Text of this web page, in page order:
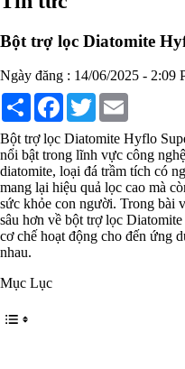
Chất phụ
Chất phụ gia
Chất phụ gia
Chất phụ gia
Chất phụ gia
Chất phụ gia
Chất phụ gia
HÓA CHẤT TẨY
Tẩy rửa
Tẩy rửa sinh
Tẩy rửa ô tô
Bột trợ lọc Diatomite
Ngày đăng : 14/06/2025 - 2:09
Share Facebook
Twitter
Bột trợ lọc Diatomite Hyflo
nổi bật trong lĩnh vực công
diatomite, loại đá trầm tích có
mang lại hiệu quả lọc cao mà
sức khỏe con người. Trong bài
sâu hơn về bột trợ lọc
cơ chế hoạt động cho đến ứng
nhau.
Mục Lục